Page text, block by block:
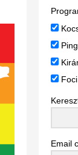
Foci
Email